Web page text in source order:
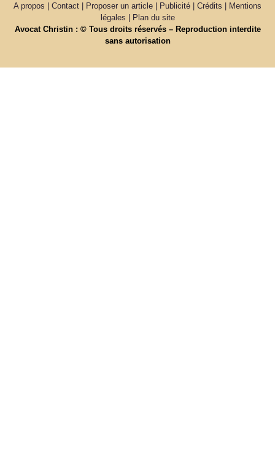
A propos | Contact | Proposer un article | Publicité | Crédits | Mentions
légales |
Plan du site
Avocat Christin : © Tous droits réservés – Reproduction interdite
sans autorisation